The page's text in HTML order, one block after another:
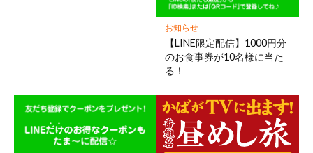
お知らせ
【LINE限定配信】1000円分
のお食事券が10名様に当た
る！